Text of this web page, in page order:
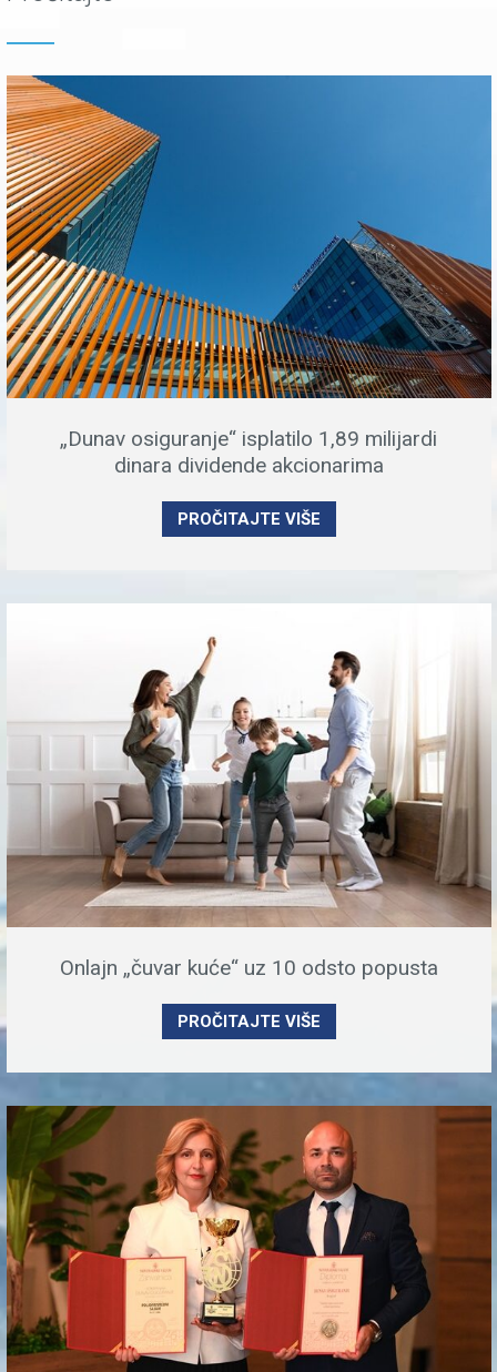
„Dunav osiguranje“ isplatilo 1,89 milijardi
dinara dividende akcionarima
PROČITAJTE VIŠE
Onlajn „čuvar kuće“ uz 10 odsto popusta
PROČITAJTE VIŠE